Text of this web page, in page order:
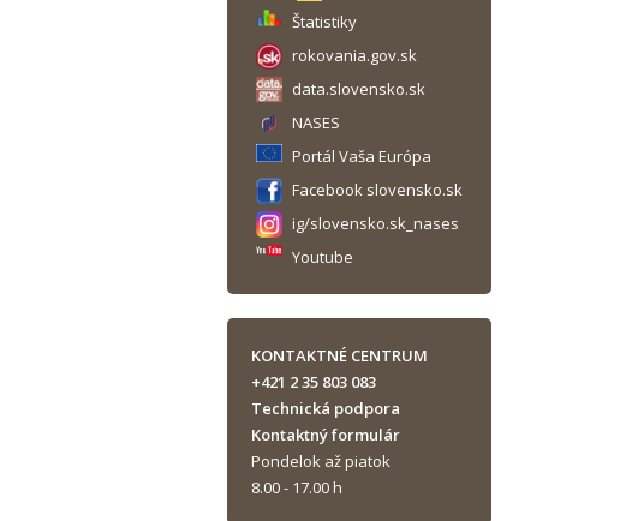
Štatistiky
rokovania.gov.sk
data.slovensko.sk
NASES
Portál Vaša Európa
Facebook slovensko.sk
ig/slovensko.sk_nases
Youtube
KONTAKTNÉ CENTRUM
+421 2 35 803 083
Technická podpora
Kontaktný formulár
Pondelok až piatok
8.00 - 17.00 h